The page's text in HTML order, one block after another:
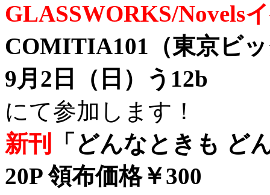
GLASSWORKS/Novels
COMITIA101（東京ビ
9月2日（日）う12b
にて参加します！
新刊
「どんなときも ど
20P 領布価格￥300